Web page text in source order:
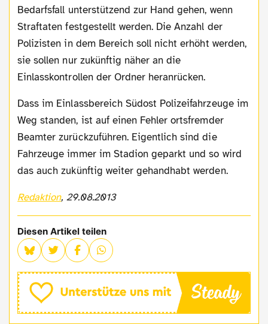
Bedarfsfall unterstützend zur Hand gehen, wenn
Straftaten festgestellt werden. Die Anzahl der
Polizisten in dem Bereich soll nicht erhöht werden,
sie sollen nur zukünftig näher an die
Einlasskontrollen der Ordner heranrücken.
Dass im Einlassbereich Südost Polizeifahrzeuge im
Weg standen, ist auf einen Fehler ortsfremder
Beamter zurückzuführen. Eigentlich sind die
Fahrzeuge immer im Stadion geparkt und so wird
das auch zukünftig weiter gehandhabt werden.
Redaktion, 29.08.2013
Diesen Artikel teilen